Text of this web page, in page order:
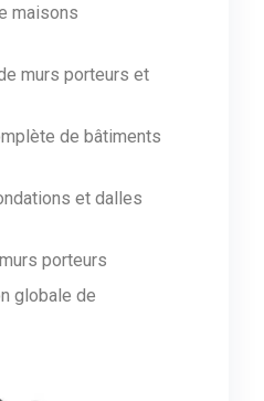
maisons
murs porteurs et
de bâtiments
et dalles
porteurs
globale de